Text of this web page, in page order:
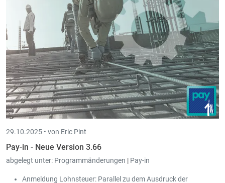
29.10.2025 • von Eric Pint
Pay-in - Neue Version 3.66
abgelegt unter: Programmänderungen | Pay-in
Anmeldung Lohnsteuer: Parallel zu dem Ausdruck der